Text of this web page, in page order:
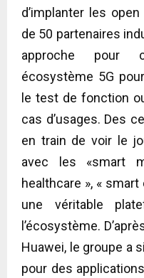
d’implanter les
de 50 partenaires
approche pour
écosystème 5G
le test de fonction
cas d’usages. Des
en train de voir le
avec les «smart
healthcare », «
une véritable
l’écosystème.
Huawei, le groupe a
pour des